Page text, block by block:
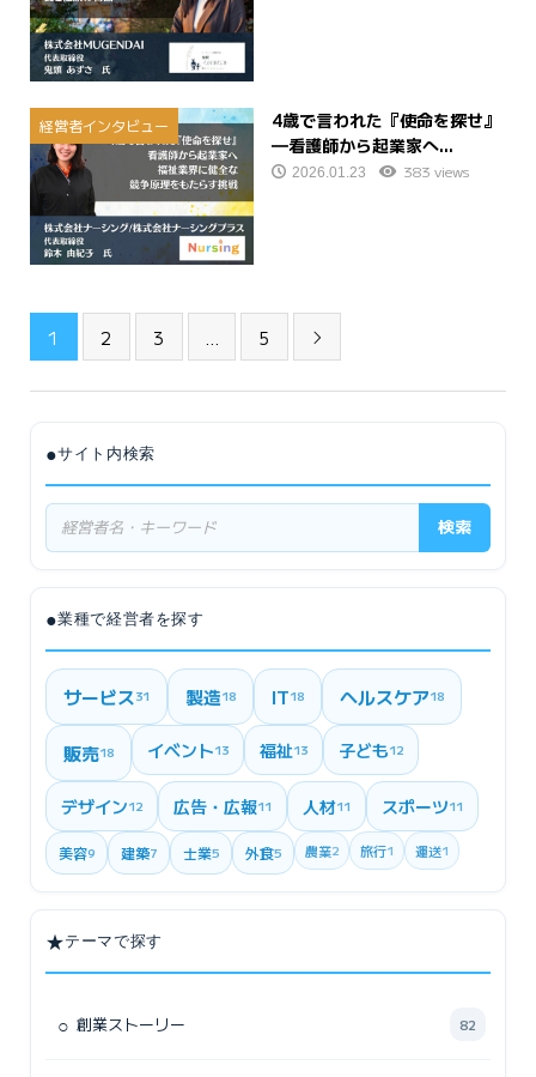
経営者インタビュー
4歳で言われた『使命を探せ』
―看護師から起業家へ...
2026.01.23 383 views
1 2 3 5 
●サイト内検索
検索
●業種で経営者を探す
サービス31 製造18 IT18 ヘルスケア18
販売18 イベント13 福祉13 子ども12
デザイン12 広告・広報11 人材11 スポーツ11
美容9 建築7 士業5 外食5 農業2 旅行1 運送1
★テーマで探す
○ 創業ストーリー 82